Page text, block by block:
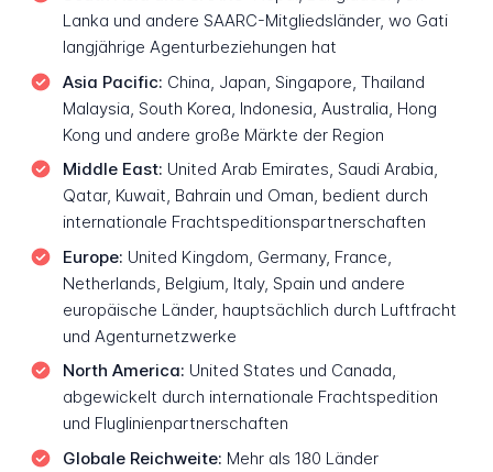
Lanka und andere SAARC-Mitgliedsländer, wo Gati
langjährige Agenturbeziehungen hat
Asia Pacific: China, Japan, Singapore, Thailand
Malaysia, South Korea, Indonesia, Australia, Hong
Kong und andere große Märkte der Region
Middle East: United Arab Emirates, Saudi Arabia,
Qatar, Kuwait, Bahrain und Oman, bedient durch
internationale Frachtspeditionspartnerschaften
Europe: United Kingdom, Germany, France,
Netherlands, Belgium, Italy, Spain und andere
europäische Länder, hauptsächlich durch Luftfracht
und Agenturnetzwerke
North America: United States und Canada,
abgewickelt durch internationale Frachtspedition
und Fluglinienpartnerschaften
Globale Reichweite: Mehr als 180 Länder